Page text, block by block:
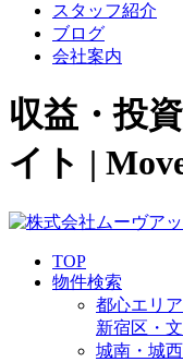
スタッフ紹介
ブログ
会社案内
収益・投
イト |
TOP
物件検索
都心エリア
新宿区・
城南・城